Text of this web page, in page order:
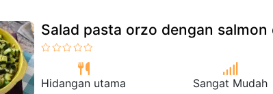
Salad pasta orzo dengan salmon
Hidangan utama Sangat Mudah